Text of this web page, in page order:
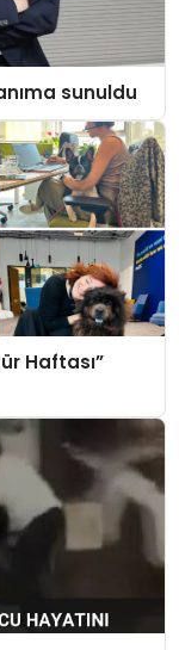
sunuldu
Haftası”